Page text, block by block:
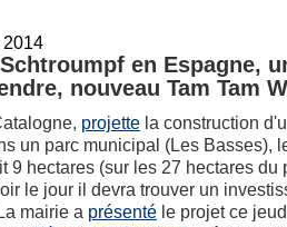
en Espagne,
nouveau Tam Tam
projettela construction
un parc municipal (Les Basses),
9 hectares (sur les 27 hectares du
le jour il devra trouver un
mairie a présentéle projet ce